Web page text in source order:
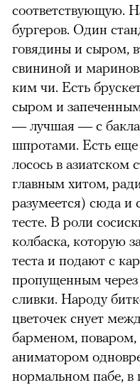
соответствующую.
бургеров. Один
говядины и сыром,
свининой и
ким чи. Есть
сыром и
— лучшая — с
шпротами. Есть еще
лосось в азиатском
главным хитом,
разумеется) сюда и
тесте. В роли
колбаска, которую
теста и подают с
пропущенным через
сливки. Народу
цветочек снует
барменом,
аниматором
нормальном пабе, в